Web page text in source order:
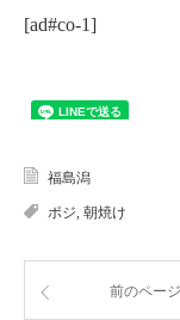
[ad#co-1]
福島潟
ポジ, 朝焼け
前のページ